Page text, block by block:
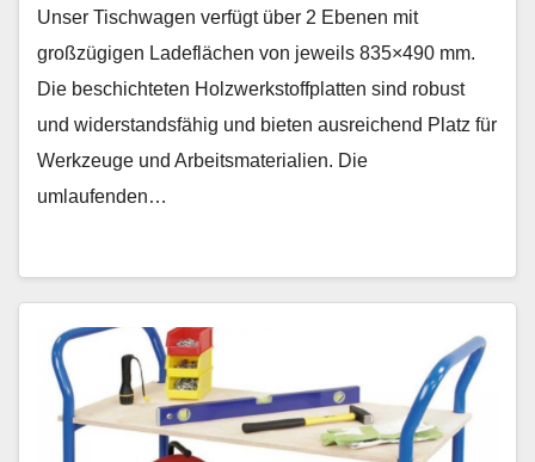
Unser Tischwagen verfügt über 2 Ebenen mit
großzügigen Ladeflächen von jeweils 835×490 mm.
Die beschichteten Holzwerkstoffplatten sind robust
und widerstandsfähig und bieten ausreichend Platz für
Werkzeuge und Arbeitsmaterialien. Die
umlaufenden…